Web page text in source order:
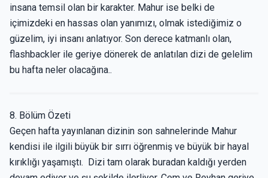
insana temsil olan bir karakter. Mahur ise belki de
içimizdeki en hassas olan yanımızı, olmak istediğimiz o
güzelim, iyi insanı anlatıyor. Son derece katmanlı olan,
flashbackler ile geriye dönerek de anlatılan dizi de gelelim
bu hafta neler olacağına..
8. Bölüm Özeti
Geçen hafta yayınlanan dizinin son sahnelerinde Mahur
kendisi ile ilgili büyük bir sırrı öğrenmiş ve büyük bir hayal
kırıklığı yaşamıştı. Dizi tam olarak buradan kaldığı yerden